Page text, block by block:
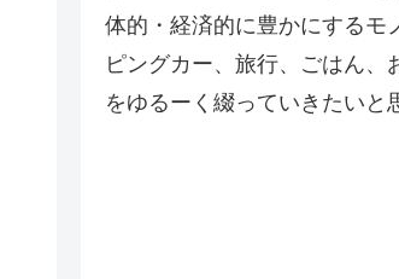
体的・経済的に豊かにするモ
ピングカー、旅行、ごはん、
をゆるーく綴っていきたいと